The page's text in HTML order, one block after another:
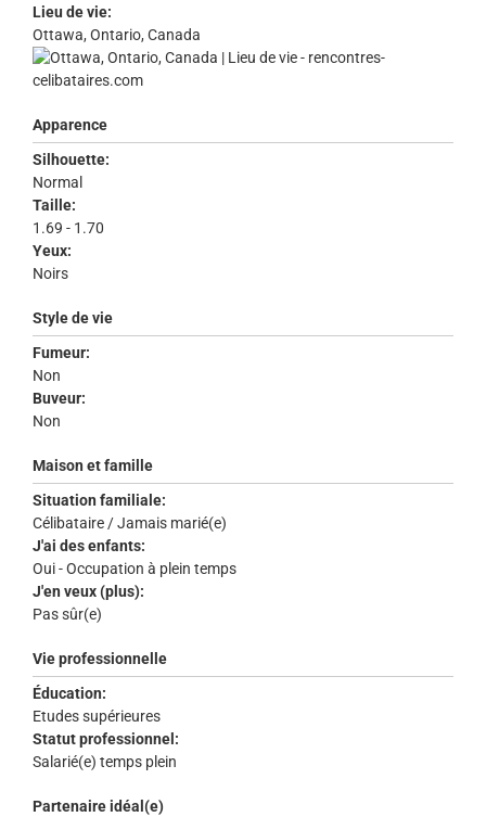
Lieu de vie:
Ottawa, Ontario, Canada
Apparence
Silhouette:
Normal
Taille:
1.69 - 1.70
Yeux:
Noirs
Style de vie
Fumeur:
Non
Buveur:
Non
Maison et famille
Situation familiale:
Célibataire / Jamais marié(e)
J'ai des enfants:
Oui - Occupation à plein temps
J'en veux (plus):
Pas sûr(e)
Vie professionnelle
Éducation:
Etudes supérieures
Statut professionnel:
Salarié(e) temps plein
Partenaire idéal(e)